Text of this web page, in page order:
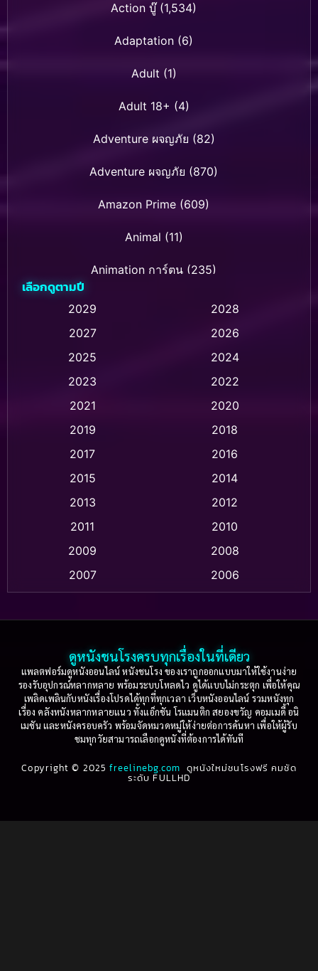
Action บู๊(1,534)
Adaptation (6)
Adult (1)
Adult 18+ (4)
Adventure ผจญภัย (82)
Adventure ผจญภัย (870)
Amazon Prime (609)
Animal (11)
Animation การ์ตูน (235)
Animation การ์ตูน (32)
Animation การ์ตูน (28)
Animation แอนิเมชัน (1)
Animation แอนิเมชั่น (1)
Based on a True Story เรื่องจริง(36)
Based on Novel(16)
Betrayal(1)
Biography(3)
Biography ชีวประวัติ (61)
เลือกดูตามปี
2029
2028
2027
2026
2025
2024
2023
2022
2021
2020
2019
2018
2017
2016
2015
2014
2013
2012
2011
2010
2009
2008
2007
2006
2003
2002
2001
2000
1999
1998
1997
1996
1995
1994
1993
1992
1991
1990
ดูหนังชนโรงครบทุกเรื่องในที่เดียว
แพลตฟอร์มดูหนังออนไลน์ หนังชนโรง ของเราถูกออกแบบมาให้ใช้งานง่าย
รองรับอุปกรณ์หลากหลาย พร้อมระบบโหลดไว ดูได้แบบไม่กระตุก เพื่อให้คุณ
เพลิดเพลินกับหนังเรื่องโปรดได้ทุกที่ทุกเวลา เว็บหนังออนไลน์ รวมหนังทุก
เรื่อง คลังหนังหลากหลายแนว ทั้งแอ็กชัน โรแมนติก สยองขวัญ คอมเมดี้ อนิ
เมชัน และหนังครอบครัว พร้อมจัดหมวดหมู่ให้ง่ายต่อการค้นหา เพื่อให้ผู้รับ
ชมทุกวัยสามารถเลือกดูหนังที่ต้องการได้ทันที
Copyright © 2025freelinebg.com ดูหนังใหม่ชนโรงฟรี คมชัด
ระดับ FULLHD